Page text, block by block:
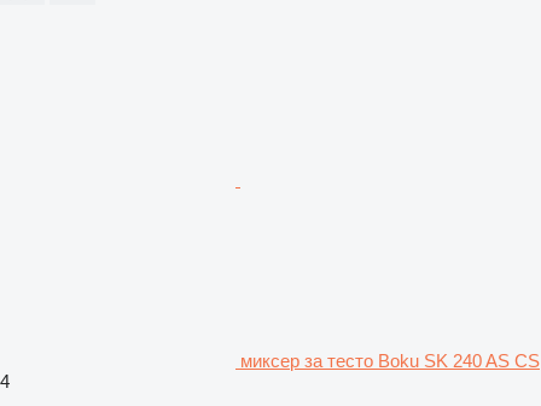
миксер за тесто Boku SK 240 AS CS
4